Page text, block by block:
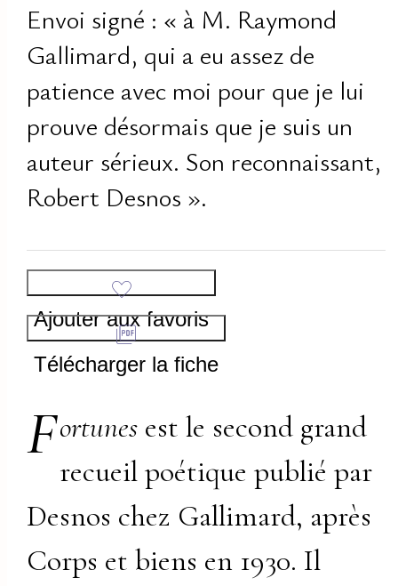
Envoi signé : « à M. Raymond
Gallimard, qui a eu assez de
patience avec moi pour que je lui
prouve désormais que je suis un
auteur sérieux. Son reconnaissant,
Robert Desnos ».
Ajouter aux favoris
Télécharger la fiche
Fortunesest le second grand
recueil poétique publié par
Desnos chez Gallimard, après
Corps et biens en 1930. Il